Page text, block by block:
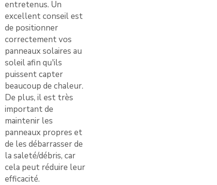
entretenus. Un
excellent conseil est
de positionner
correctement vos
panneaux solaires au
soleil afin qu'ils
puissent capter
beaucoup de chaleur.
De plus, il est très
important de
maintenir les
panneaux propres et
de les débarrasser de
la saleté/débris, car
cela peut réduire leur
efficacité.